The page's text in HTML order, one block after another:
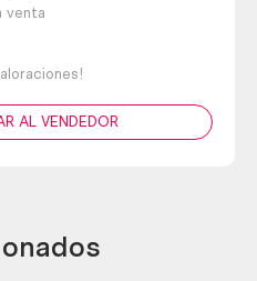
venta
AL VENDEDOR